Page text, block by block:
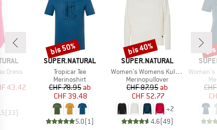
Dress
Preis
43.42
(33)
MARKE
SUPER.NATURAL
Artikel
Tropicar Tee
Produktgruppe
Merinoshirt
Preis
CHF 78.95reduzierter Preis
ab
CHF 39.48
5.0(1)
Rabatt
bis 50%
MARKE
SUPER.NATURAL
Artikel
Women's Womens Kula Top
Produktgruppe
Merinopullover
Preis
CHF 87.95reduzierter Preis
ab
CHF 52.77
+2
4.6(49)
Rabatt
bis 40%
Artikel
Women's